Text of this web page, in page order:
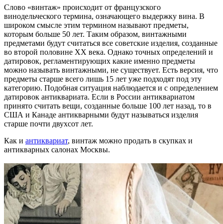
Слово «винтаж» происходит от французского
винодельческого термина, означающего выдержку вина. В
широком смысле этим термином называют предметы,
которым больше 50 лет. Таким образом, винтажными
предметами будут считаться все советские изделия, созданные
во второй половине ХХ века. Однако точных определений и
датировок, регламентирующих какие именно предметы
можно называть винтажными, не существует. Есть версия, что
предметы старше всего лишь 15 лет уже подходят под эту
категорию. Подобная ситуация наблюдается и с определением
датировок антиквариата. Если в России антиквариатом
принято считать вещи, созданные больше 100 лет назад, то в
США и Канаде антикварными будут называться изделия
старше почти двухсот лет.
Как и антиквариат, винтаж можно продать в скупках и
антикварных салонах Москвы.